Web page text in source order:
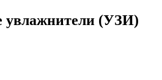
увлажнители (УЗИ)